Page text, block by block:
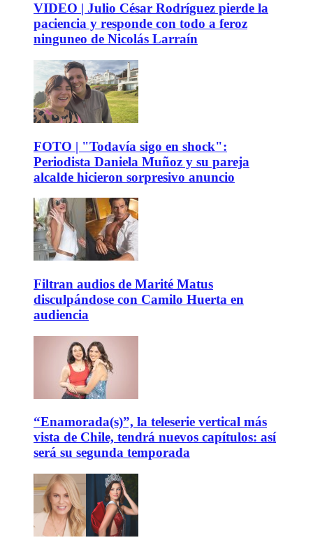
VIDEO | Julio César Rodríguez pierde la
paciencia y responde con todo a feroz
ninguneo de Nicolás Larraín
FOTO | "Todavía sigo en shock":
Periodista Daniela Muñoz y su pareja
alcalde hicieron sorpresivo anuncio
Filtran audios de Marité Matus
disculpándose con Camilo Huerta en
audiencia
“Enamorada(s)”, la teleserie vertical más
vista de Chile, tendrá nuevos capítulos: así
será su segunda temporada